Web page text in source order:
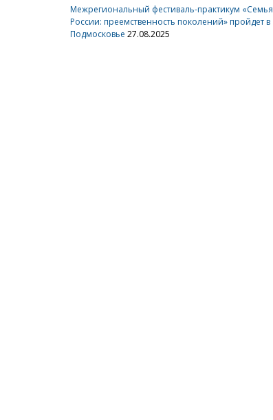
Межрегиональный фестиваль-практикум «Семья
России: преемственность поколений» пройдет в
Подмосковье 27.08.2025